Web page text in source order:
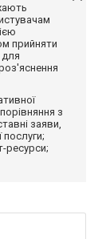
прийняти
для
з
заяви,
послуги;
ресурси;